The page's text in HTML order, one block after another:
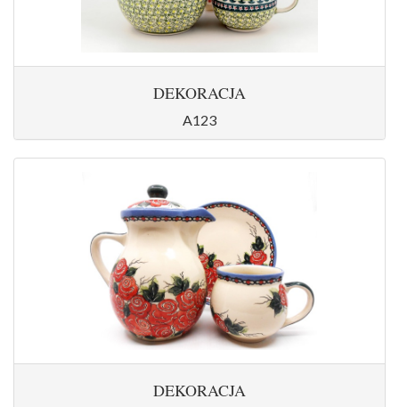
DEKORACJA
A123
DEKORACJA